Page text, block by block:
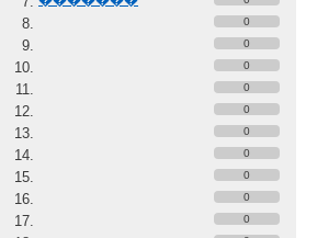
0
0
0
0
0
0
0
0
0
0